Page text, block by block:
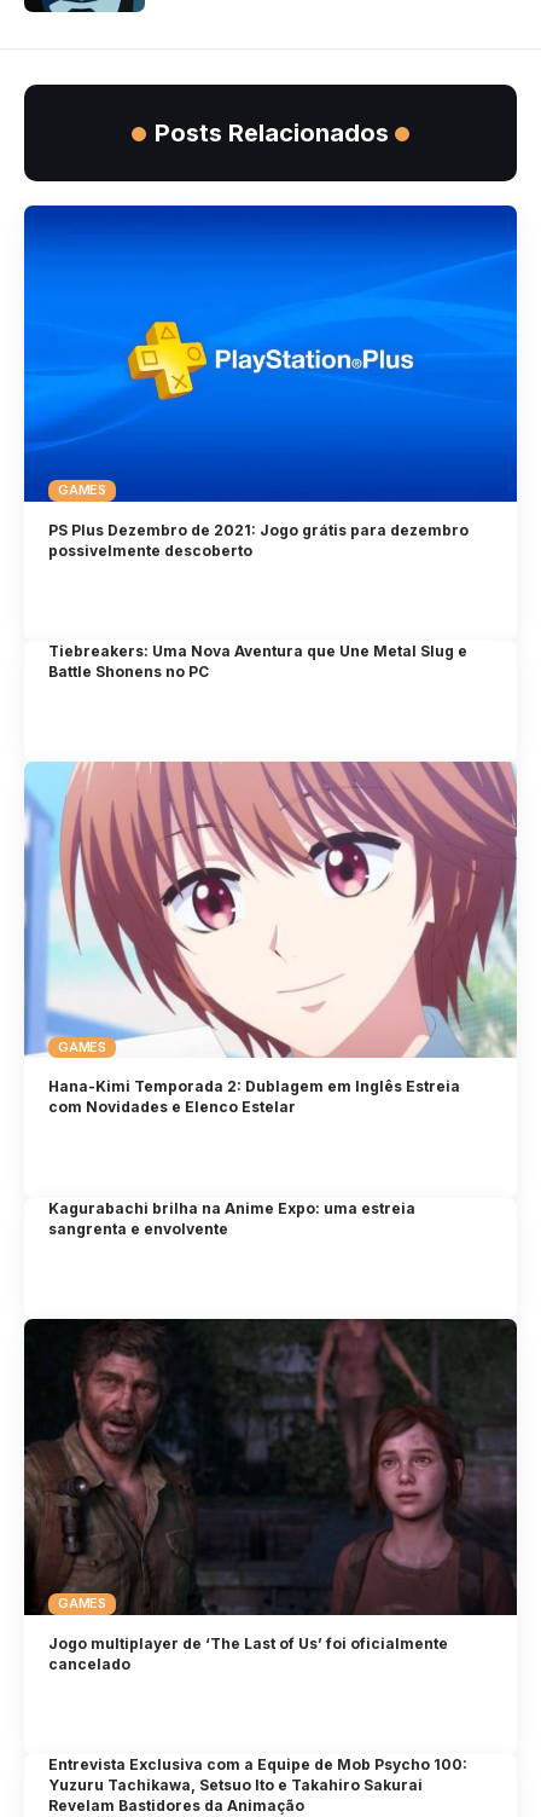
Posts Relacionados
GAMES
PS Plus Dezembro de 2021: Jogo grátis para dezembro
possivelmente descoberto
Tiebreakers: Uma Nova Aventura que Une Metal Slug e
Battle Shonens no PC
GAMES
Hana-Kimi Temporada 2: Dublagem em Inglês Estreia
com Novidades e Elenco Estelar
Kagurabachi brilha na Anime Expo: uma estreia
sangrenta e envolvente
GAMES
Jogo multiplayer de ‘The Last of Us’ foi oficialmente
cancelado
Entrevista Exclusiva com a Equipe de Mob Psycho 100:
Yuzuru Tachikawa, Setsuo Ito e Takahiro Sakurai
Revelam Bastidores da Animação